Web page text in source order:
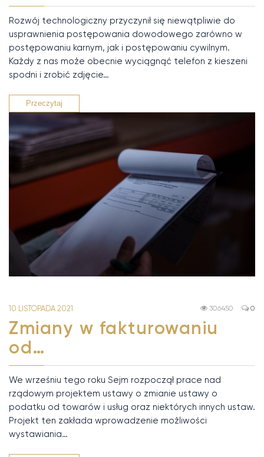
Rozwój technologiczny przyczynił się niewątpliwie do
usprawnienia postępowania dowodowego zarówno w
postępowaniu karnym, jak i postępowaniu cywilnym.
Każdy z nas może obecnie wyciągnąć telefon z kieszeni
spodni i zrobić zdjęcie…
Przeczytaj
10 LISTOPADA 2021 0
306450
Zmiany w fakturowaniu
od…
We wrześniu tego roku Sejm rozpoczął prace nad
rządowym projektem ustawy o zmianie ustawy o
podatku od towarów i usług oraz niektórych innych ustaw.
Projekt ten zakłada wprowadzenie możliwości
wystawiania…